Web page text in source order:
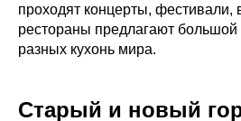
проходят концерты, фестивали,
рестораны предлагают
разных кухонь мира.
Старый и новый